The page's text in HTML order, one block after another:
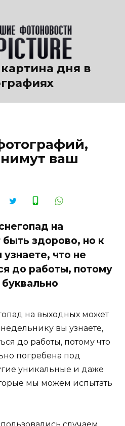
дня в
ваш
на
здорово, но к
что не
до работы, потому
на выходных может
вы узнаете,
до работы, потому что
погребена под
уникальные и даже
мы можем испытать